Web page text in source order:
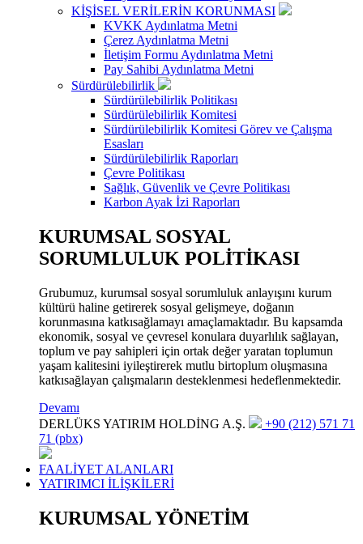
KİŞİSEL VERİLERİN KORUNMASI
KVKK Aydınlatma Metni
Çerez Aydınlatma Metni
İletişim Formu Aydınlatma Metni
Pay Sahibi Aydınlatma Metni
Sürdürülebilirlik
Sürdürülebilirlik Politikası
Sürdürülebilirlik Komitesi
Sürdürülebilirlik Komitesi Görev ve Çalışma
Esasları
Sürdürülebilirlik Raporları
Çevre Politikası
Sağlık, Güvenlik ve Çevre Politikası
Karbon Ayak İzi Raporları
KURUMSAL SOSYAL
SORUMLULUK POLİTİKASI
Grubumuz, kurumsal sosyal sorumluluk anlayışını kurum
kültürü haline getirerek sosyal gelişmeye, doğanın
korunmasına katkısağlamayı amaçlamaktadır. Bu kapsamda
ekonomik, sosyal ve çevresel konulara duyarlılık sağlayan,
toplum ve pay sahipleri için ortak değer yaratan toplumun
yaşam kalitesini iyileştirerek mutlu birtoplum oluşmasına
katkısağlayan çalışmaların desteklenmesi hedeflenmektedir.
Devamı
DERLÜKS YATIRIM HOLDİNG A.Ş.
+90 (212) 571 71
71 (pbx)
FAALİYET ALANLARI
YATIRIMCI İLİŞKİLERİ
KURUMSAL YÖNETİM